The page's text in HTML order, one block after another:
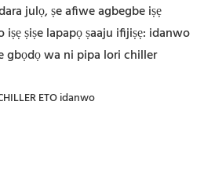
julọ, ṣe afiwe agbegbe iṣẹ
ṣiṣe lapapọ ṣaaju ifijiṣẹ: idanwo
wa ni pipa lori chiller